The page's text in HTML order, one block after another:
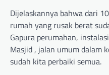
Dijelaskannya bahwa dari
rumah yang rusak berat
Gapura perumahan,
Masjid , jalan umum dalam
sudah kita perbaiki semua.